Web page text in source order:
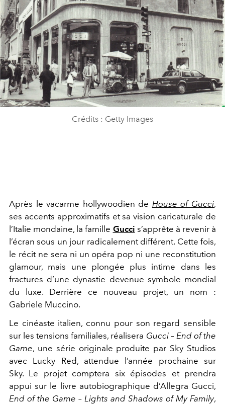
Crédits : Getty Images
Après le vacarme hollywoodien de House of Gucci,
ses accents approximatifs et sa vision caricaturale de
l’Italie mondaine, la famille Gucci s’apprête à revenir à
l’écran sous un jour radicalement différent. Cette fois,
le récit ne sera ni un opéra pop ni une reconstitution
glamour, mais une plongée plus intime dans les
fractures d’une dynastie devenue symbole mondial
du luxe. Derrière ce nouveau projet, un nom :
Gabriele Muccino.
Le cinéaste italien, connu pour son regard sensible
sur les tensions familiales, réalisera Gucci – End of the
Game, une série originale produite par Sky Studios
avec Lucky Red, attendue l’année prochaine sur
Sky. Le projet comptera six épisodes et prendra
appui sur le livre autobiographique d’Allegra Gucci,
End of the Game – Lights and Shadows of My Family,